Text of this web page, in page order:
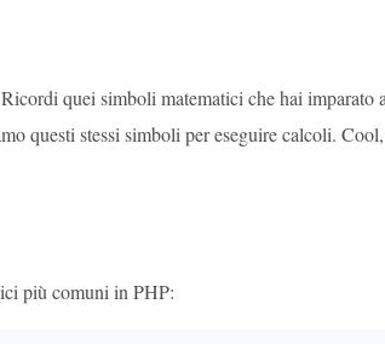
quei simboli matematici che hai
questi stessi simboli per eseguire calcoli.
più comuni in PHP: